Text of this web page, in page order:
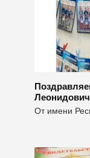
От имени